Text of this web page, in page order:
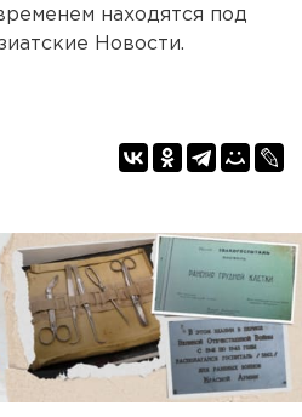
находятся под
Новости.